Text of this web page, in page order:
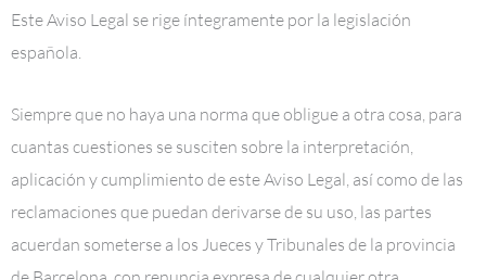
Este Aviso Legal se rige íntegramente por la legislación
española.
Siempre que no haya una norma que obligue a otra cosa, para
cuantas cuestiones se susciten sobre la interpretación,
aplicación y cumplimiento de este Aviso Legal, así como de las
reclamaciones que puedan derivarse de su uso, las partes
acuerdan someterse a los Jueces y Tribunales de la provincia